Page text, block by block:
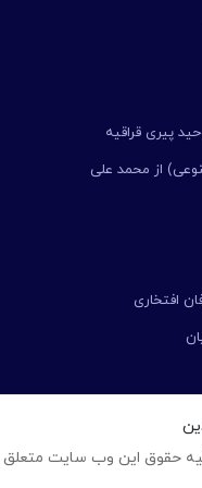
پیری قراقیه
از محمد علی
افتخاری
حقوق این وب سایت